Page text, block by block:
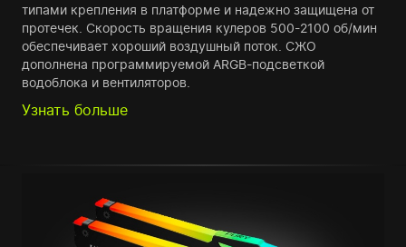
типами крепления в платформе и надежно защищена от
протечек. Скорость вращения кулеров 500-2100 об/мин
обеспечивает хороший воздушный поток. СЖО
дополнена программируемой ARGB-подсветкой
водоблока и вентиляторов.
Узнать больше